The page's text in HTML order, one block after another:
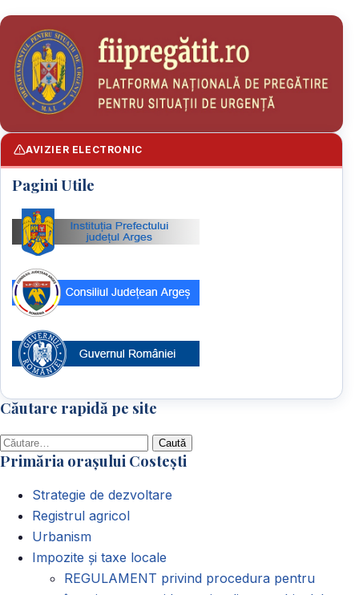
AVIZIER ELECTRONIC
Pagini Utile
Căutare rapidă pe site
Caută
după:
Primăria orașului Costești
Strategie de dezvoltare
Registrul agricol
Urbanism
Impozite și taxe locale
REGULAMENT privind procedura pentru